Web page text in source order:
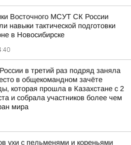
Восточного МСУТ СК России
навыки тактической подготовки
в Новосибирске
в третий раз подряд заняла
в общекомандном зачёте
которая прошла в Казахстане с 2
и собрала участников более чем
мира
ухи с пельменями и кореньями